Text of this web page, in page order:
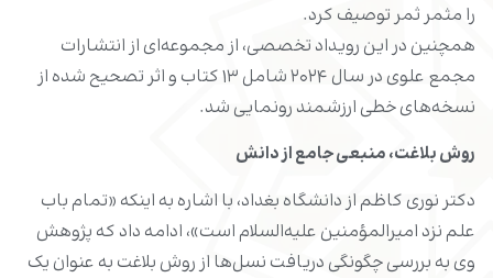
را مثمر ثمر توصیف کرد.
همچنین در این رویداد تخصصی، از مجموعه‌ای از انتشارات
مجمع علوی در سال ۲۰۲۴ شامل ۱۳ کتاب و اثر تصحیح شده از
نسخه‌های خطی ارزشمند رونمایی شد.
روش بلاغت، منبعی جامع از دانش
دکتر نوری کاظم از دانشگاه بغداد، با اشاره به اینکه «تمام باب
علم نزد امیرالمؤمنین علیه‌السلام است»، ادامه داد که پژوهش
وی به بررسی چگونگی دریافت نسل‌ها از روش بلاغت به عنوان یک